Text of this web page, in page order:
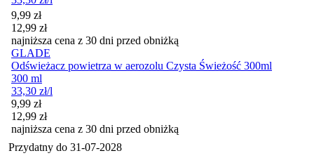
Cena promocyjna
9,99 zł
12,99 zł
najniższa cena z 30 dni przed obniżką
GLADE
Odświeżacz powietrza w aerozolu Czysta Świeżość 300ml
300 ml
33,30 zł/l
Cena promocyjna
9,99 zł
12,99 zł
najniższa cena z 30 dni przed obniżką
Przydatny do 31-07-2028